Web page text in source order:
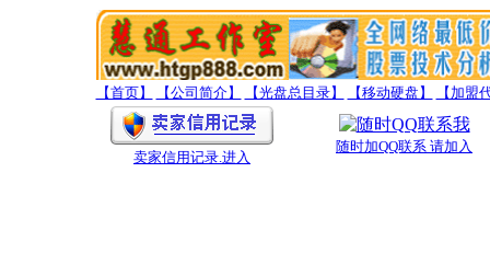
【首页】 【公司简介】 【光盘总目录】 【移动硬盘】 【加盟
卖家信用记录.进入
随时加QQ联系 请加入